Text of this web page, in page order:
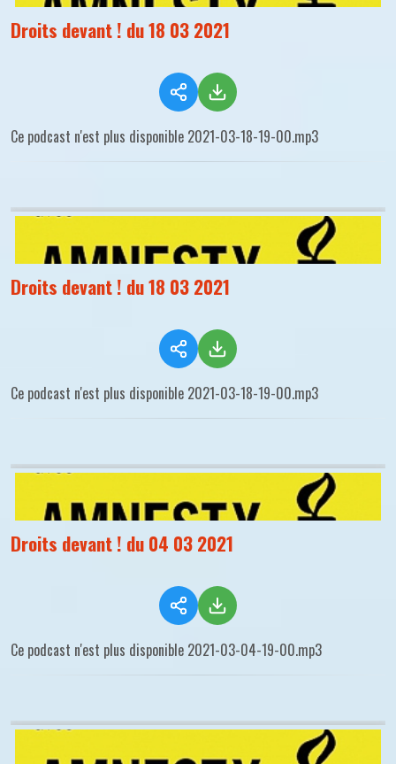
Droits devant ! du 18 03 2021
Ce podcast n'est plus disponible 2021-03-18-19-00.mp3
Droits devant ! du 18 03 2021
Ce podcast n'est plus disponible 2021-03-18-19-00.mp3
Droits devant ! du 04 03 2021
Ce podcast n'est plus disponible 2021-03-04-19-00.mp3